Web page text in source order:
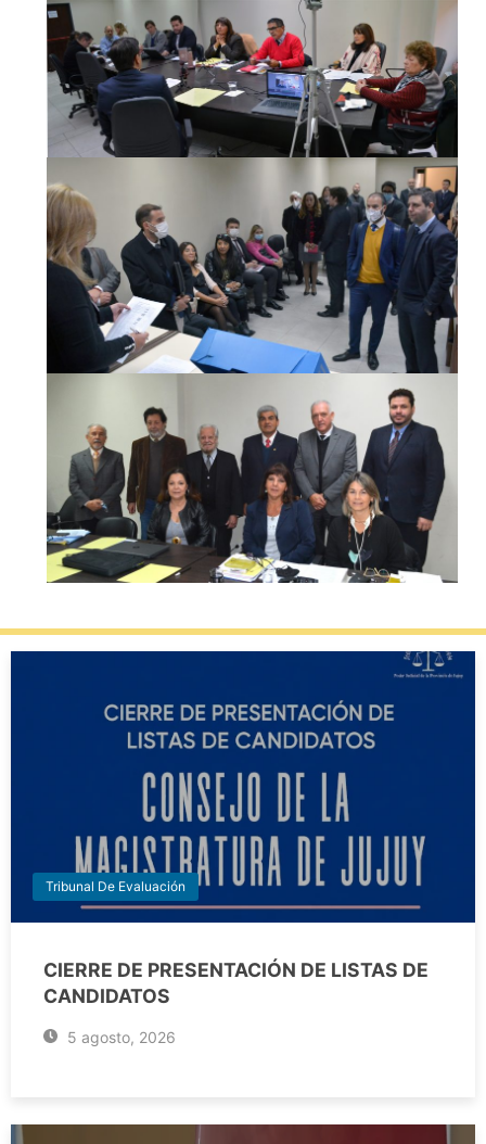
Tribunal De Evaluación
CIERRE DE PRESENTACIÓN DE LISTAS DE
CANDIDATOS
5 agosto, 2026